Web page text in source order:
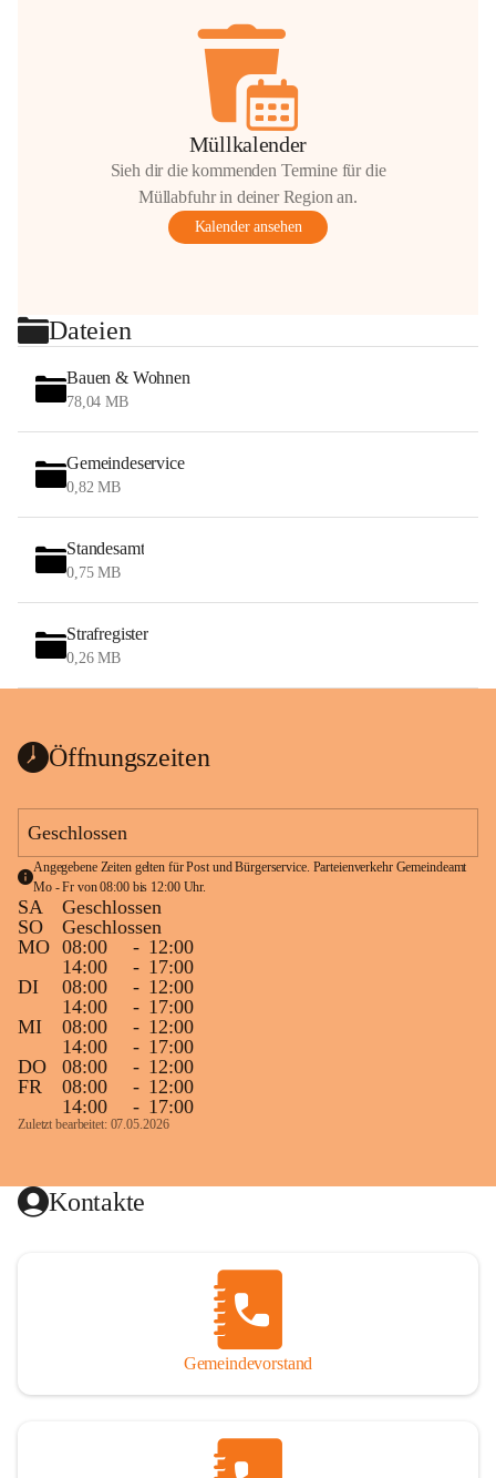
Müllkalender
Sieh dir die kommenden Termine für die
Müllabfuhr in deiner Region an.
Kalender ansehen
Dateien
Bauen & Wohnen
78,04 MB
Gemeindeservice
0,82 MB
Standesamt
0,75 MB
Strafregister
0,26 MB
Öffnungszeiten
Geschlossen
Angegebene Zeiten gelten für Post und Bürgerservice. Parteienverkehr Gemeindeamt
Mo - Fr von 08:00 bis 12:00 Uhr.
SA
Geschlossen
SO
Geschlossen
MO 08:00 - 12:00
14:00
- 17:00
DI
08:00 - 12:00
14:00
- 17:00
MI
08:00 - 12:00
14:00
- 17:00
DO
08:00 - 12:00
FR
08:00 - 12:00
14:00
- 17:00
Zuletzt bearbeitet: 07.05.2026
Kontakte
Gemeindevorstand